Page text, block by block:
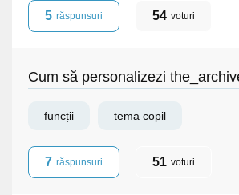
5 răspunsuri 54 voturi
Cum să personalizezi
funcții tema copil
7 răspunsuri 51 voturi